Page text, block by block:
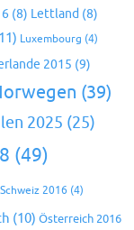
(8) Lettland (8)
Luxembourg (4)
2015 (9)
(39)
2025 (25)
(49)
Schweiz 2016 (4)
(10) Österreich 2016